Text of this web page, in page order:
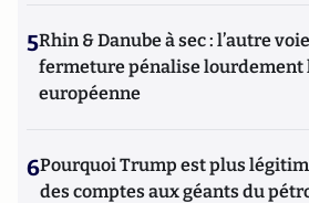
5Rhin & Danube à sec : l’autre
fermeture pénalise lourdement
européenne
6Pourquoi Trump est plus
des comptes aux géants du